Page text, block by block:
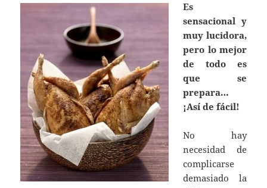
Es
sensacional y
muy lucidora,
pero lo mejor
de todo es
que se
prepara…
¡Así de fácil!
No hay
necesidad de
complicarse
demasiado la